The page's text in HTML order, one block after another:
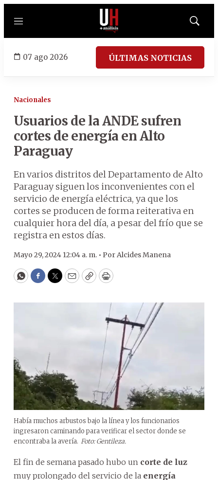
Menú
Mostrar
07 ago 2026 ÚLTIMAS NOTICIAS
Nacionales
Usuarios de la ANDE sufren
cortes de energía en Alto
Paraguay
En varios distritos del Departamento de Alto
Paraguay siguen los inconvenientes con el
servicio de energía eléctrica, ya que los
cortes se producen de forma reiterativa en
cualquier hora del día, a pesar del frío que se
registra en estos días.
Mayo 29, 2024 12:04 a. m. • PorAlcides Manena
WhatsApp
Facebook
Twitter
EmailCopyPrint
Había muchos arbustos bajo la línea y los funcionarios
ingresaron caminando para verificar el sector donde se
encontraba la avería. Foto: Gentileza.
El fin de semana pasado hubo un corte de luz
muy prolongado del servicio de la energía